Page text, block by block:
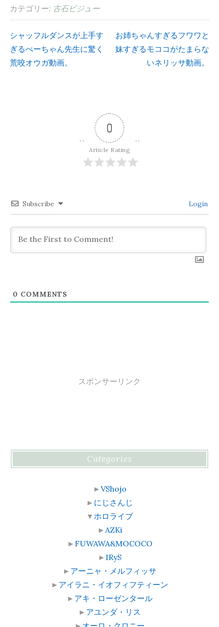
カテゴリー: 古石ビジュー
投
稿
シ
ョ
ン
シャッフルダンスが上手す
ぎるべーちゃん先生に驚く
荒咬オウガ動画。
お姉ちゃんすぎるフワワと
妹すぎるモココがたまらな
いネリッサ動画。
0
Article Rating
Subscribe Login
0 COMMENTS
スポンサーリンク
Categories
►VShojo
► にじさんじ
▼ ホロライブ
► AZKi
► FUWAWA&MOCOCO
► IRyS
► アーニャ・メルフィッサ
► アイラニ・イオフィフティーン
► アキ・ローゼンタール
► アユンダ・リス